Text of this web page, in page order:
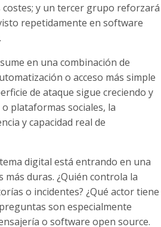
y un tercer grupo reforzará
repetidamente en software
en una combinación de
o acceso más simple
de ataque sigue creciendo y
plataformas sociales, la
y capacidad real de
digital está entrando en una
duras. ¿Quién controla la
o incidentes? ¿Qué actor tiene
son especialmente
o software open source.